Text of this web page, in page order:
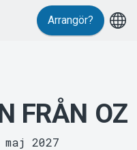
Arrangör?
FRÅN OZ
maj 2027